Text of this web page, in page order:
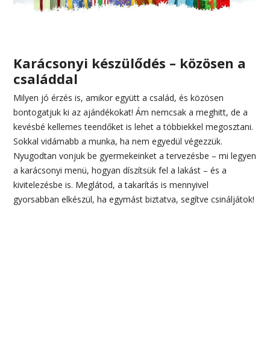
Karácsonyi készülődés – közösen a
családdal
Milyen jó érzés is, amikor együtt a család, és közösen
bontogatjuk ki az ajándékokat! Ám nemcsak a meghitt, de a
kevésbé kellemes teendőket is lehet a többiekkel megosztani.
Sokkal vidámabb a munka, ha nem egyedül végezzük.
Nyugodtan vonjuk be gyermekeinket a tervezésbe – mi legyen
a karácsonyi menü, hogyan díszítsük fel a lakást – és a
kivitelezésbe is. Meglátod, a takarítás is mennyivel
gyorsabban elkészül, ha egymást biztatva, segítve csináljátok!